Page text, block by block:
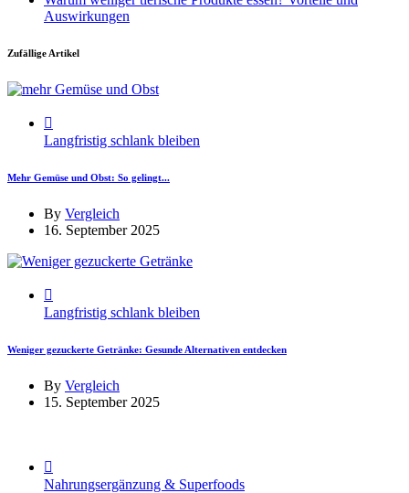
Auswirkungen
Zufällige Artikel
Langfristig schlank bleiben
Mehr Gemüse und Obst: So gelingt...
By Vergleich
16. September 2025
Langfristig schlank bleiben
Weniger gezuckerte Getränke: Gesunde Alternativen entdecken
By Vergleich
15. September 2025
Nahrungsergänzung & Superfoods